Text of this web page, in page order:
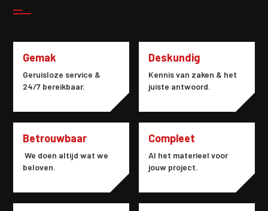
Gemak
Geruisloze service &
24/7 bereikbaar.
Deskundig
Kennis van zaken & het
juiste antwoord.
Betrouwbaar
We doen altijd wat we
beloven.
Compleet
Al het materieel voor
jouw project.